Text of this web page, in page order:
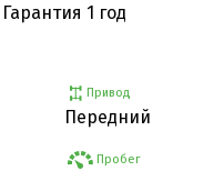
Гарантия 1 год
Привод
Передний
Пробег